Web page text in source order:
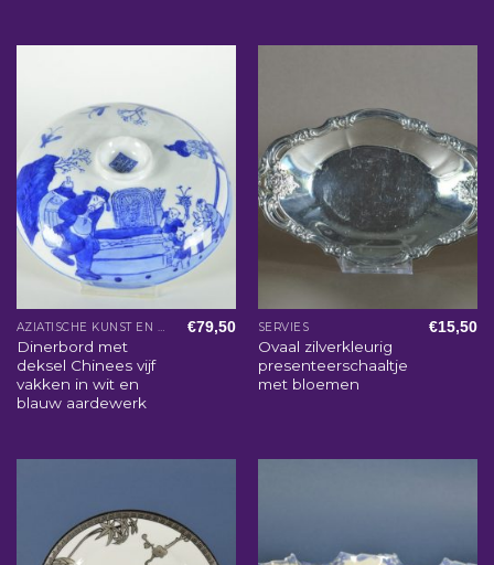
AZIATISCHE KUNST EN WOONACCESSOIRES
Dinerbord met
deksel Chinees vijf
vakken in wit en
blauw aardewerk
€79,50 SERVIES
Ovaal zilverkleurig
presenteerschaaltje
met bloemen
€15,50